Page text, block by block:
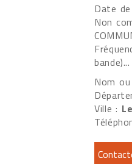
Date
Non
bande)...
Nom
Ville :